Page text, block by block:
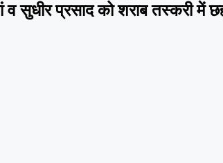
व सुधीर प्रसाद को शराब तस्करी में